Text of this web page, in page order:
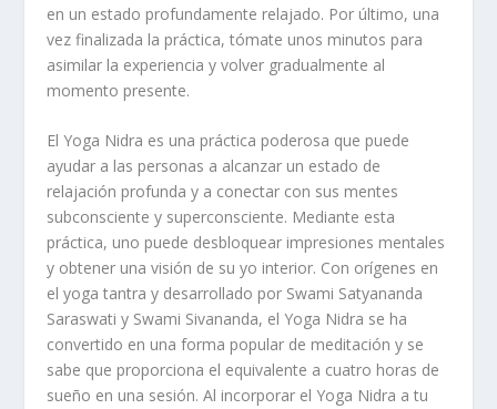
en un estado profundamente relajado. Por último, una
vez finalizada la práctica, tómate unos minutos para
asimilar la experiencia y volver gradualmente al
momento presente.
El Yoga Nidra es una práctica poderosa que puede
ayudar a las personas a alcanzar un estado de
relajación profunda y a conectar con sus mentes
subconsciente y superconsciente. Mediante esta
práctica, uno puede desbloquear impresiones mentales
y obtener una visión de su yo interior. Con orígenes en
el yoga tantra y desarrollado por Swami Satyananda
Saraswati y Swami Sivananda, el Yoga Nidra se ha
convertido en una forma popular de meditación y se
sabe que proporciona el equivalente a cuatro horas de
sueño en una sesión. Al incorporar el Yoga Nidra a tu